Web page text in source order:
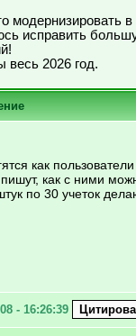
модернизировать в
исправить
весь 2026 год.
как
как с ними
по 30 учеток
- 16:26:39